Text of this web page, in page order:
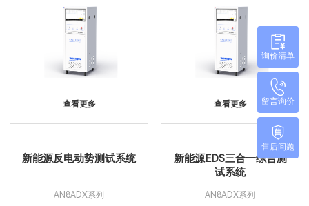
查看更多 查看更多
新能源反电动势测试系统
AN8ADX系列
新能源EDS三合一综合测
试系统
AN8ADX系列
询价清单
留言询价
售后问题